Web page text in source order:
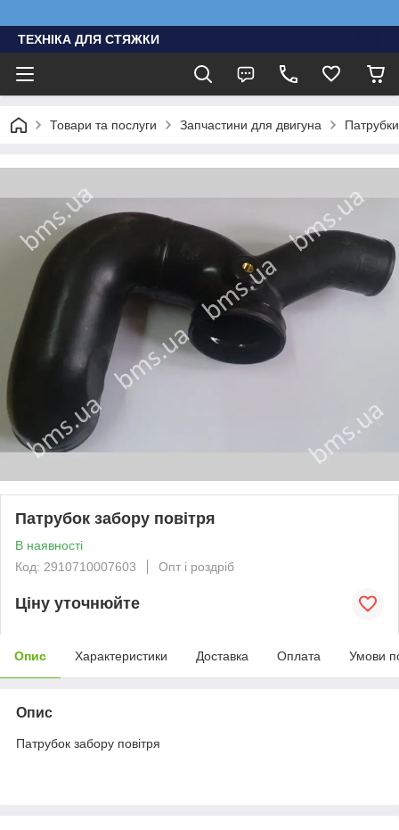
ТЕХНІКА ДЛЯ СТЯЖКИ
Товари та послуги Запчастини для двигуна Патрубки
Патрубок забору повітря
В наявності
Код: 2910710007603
Опт і роздріб
Ціну уточнюйте
Опис Характеристики Доставка Оплата Умови
Опис
Патрубок забору повітря